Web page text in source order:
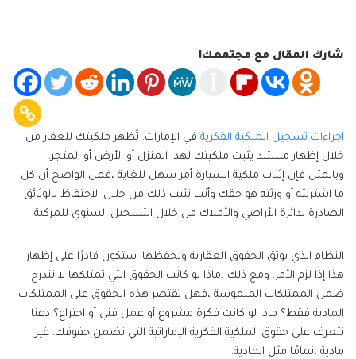
شارك المقال مع مجتمعك!
اجراءات تسجيل الملكية الفكرية في الإمارات. تُظهر ملكيتك للعقار من
خلال إظهار مستند يثبت ملكيتك لهذا المنزل أو الأرض أو المتجر.
وبالمثل فإن إثبات ملكية السيارة أمر سهل للغاية ،فمن الواضح أن كل
ما اشتريته أو ورثته هو حقك وأنت تثبت ذلك من خلال الاحتفاظ بالوثائق
الصادرة لدائرة الأراضي والأملاك من خلال التسجيل السنوي للمركبة.
النظام الذي يوثق الحقوق العقارية ويحفظها. ستكون قادرًا على إظهار
هذا إذا لزم الأمر. ومع ذلك ،ماذا لو كانت الحقوق التي تمتلكها لا تندرج
ضمن الممتلكات الملموسة ،فهل تقتصر هذه الحقوق على الممتلكات
المادية فقط؟ ماذا لو كانت فكرة مشروع أو عمل فني أو اختراع؟ دعنا
نتعرف على حقوق الملكية الفكرية الإماراتية التي تضمن حقوقك. غير
مادية ،تمامًا مثل المادية.